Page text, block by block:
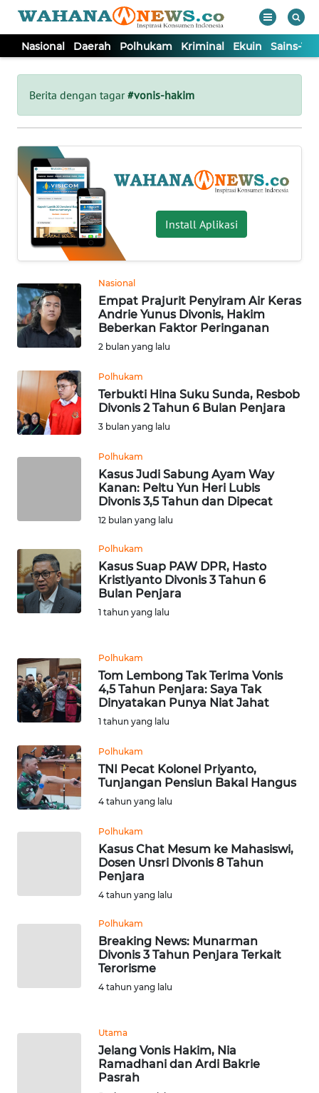
Nasional Daerah Polhukam Kriminal Ekuin Sains-
Berita dengan tagar#vonis-hakim
Install Aplikasi
Nasional
Empat Prajurit Penyiram Air Keras
Andrie Yunus Divonis, Hakim
Beberkan Faktor Peringanan
2 bulan yang lalu
Polhukam
Terbukti Hina Suku Sunda, Resbob
Divonis 2 Tahun 6 Bulan Penjara
3 bulan yang lalu
Polhukam
Kasus Judi Sabung Ayam Way
Kanan: Peltu Yun Heri Lubis
Divonis 3,5 Tahun dan Dipecat
12 bulan yang lalu
Polhukam
Kasus Suap PAW DPR, Hasto
Kristiyanto Divonis 3 Tahun 6
Bulan Penjara
1 tahun yang lalu
Polhukam
Tom Lembong Tak Terima Vonis
4,5 Tahun Penjara: Saya Tak
Dinyatakan Punya Niat Jahat
1 tahun yang lalu
Polhukam
TNI Pecat Kolonel Priyanto,
Tunjangan Pensiun Bakal Hangus
4 tahun yang lalu
Polhukam
Kasus Chat Mesum ke Mahasiswi,
Dosen Unsri Divonis 8 Tahun
Penjara
4 tahun yang lalu
Polhukam
Breaking News: Munarman
Divonis 3 Tahun Penjara Terkait
Terorisme
4 tahun yang lalu
Utama
Jelang Vonis Hakim, Nia
Ramadhani dan Ardi Bakrie
Pasrah
Tutup
NASIONAL
DAERAH
POLHUKAM
KRIMINAL
EKUIN
SAINS-TEKNO
KESEHATAN
INTERNASIONAL
OPINI
EDITORIAL
INDEKS
BERITA
KAMI
INFO
IKLAN
TENTANG
DISCLAIMER